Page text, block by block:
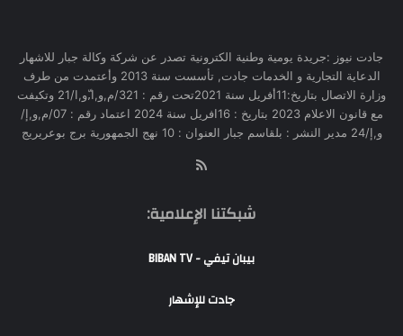
جادت نيوز :جريدة يومية وطنية الكترونية تصدر عن شركة وكالة جبار للاشهار
الدعاية التجارية و الخدمات جادت, تأسست سنة 2013 وأعتمدت من طرف
وزارة الاتصال بتاريخ:11أفريل سنة 2021تحت رقم : 321/م,و,ا,ّو,ا/21 وتكيفت
مع قانون الاعلام 2023 بتاريخ : 16افريل سنة 2024 اعتماد رقم : 07/م,و,إ/
و,إ/24 مدير النشر : بلقاسم جبار العنوان : 10 نهج الجمهورية برج بوعريريج
شبكتنا الإعلامية:
بيبان تيفي - BIBAN TV
جادت للإشهار